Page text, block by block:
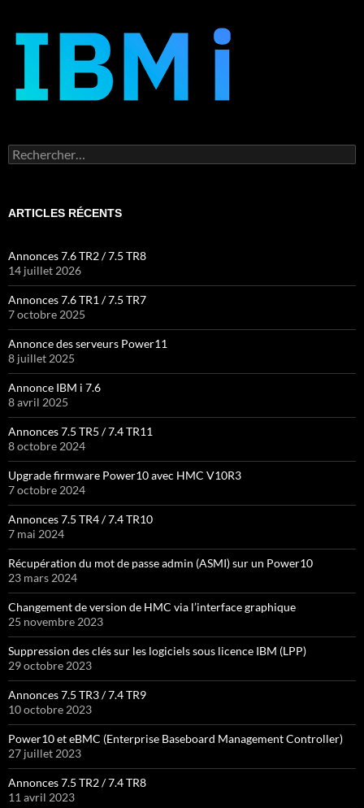
Rechercher :
ARTICLES RÉCENTS
Annonces 7.6 TR2 / 7.5 TR8
14 juillet 2026
Annonces 7.6 TR1 / 7.5 TR7
7 octobre 2025
Annonce des serveurs Power11
8 juillet 2025
Annonce IBM i 7.6
8 avril 2025
Annonces 7.5 TR5 / 7.4 TR11
8 octobre 2024
Upgrade firmware Power10 avec HMC V10R3
7 octobre 2024
Annonces 7.5 TR4 / 7.4 TR10
7 mai 2024
Récupération du mot de passe admin (ASMI) sur un Power10
23 mars 2024
Changement de version de HMC via l’interface graphique
25 novembre 2023
Suppression des clés sur les logiciels sous licence IBM (LPP)
29 octobre 2023
Annonces 7.5 TR3 / 7.4 TR9
10 octobre 2023
Power10 et eBMC (Enterprise Baseboard Management Controller)
27 juillet 2023
Annonces 7.5 TR2 / 7.4 TR8
11 avril 2023